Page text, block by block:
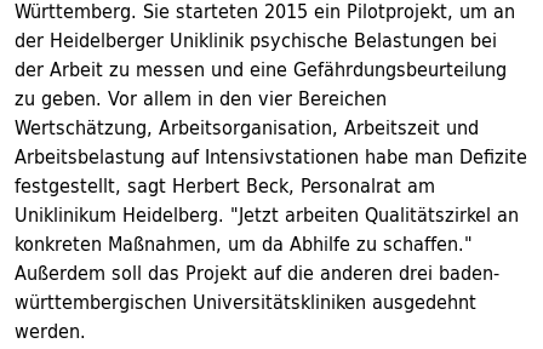
Württemberg. Sie starteten 2015 ein Pilotprojekt, um an
der Heidelberger Uniklinik psychische Belastungen bei
der Arbeit zu messen und eine Gefährdungsbeurteilung
zu geben. Vor allem in den vier Bereichen
Wertschätzung, Arbeitsorganisation, Arbeitszeit und
Arbeitsbelastung auf Intensivstationen habe man Defizite
festgestellt, sagt Herbert Beck, Personalrat am
Uniklinikum Heidelberg. "Jetzt arbeiten Qualitätszirkel an
konkreten Maßnahmen, um da Abhilfe zu schaffen."
Außerdem soll das Projekt auf die anderen drei baden-
württembergischen Universitätskliniken ausgedehnt
werden.